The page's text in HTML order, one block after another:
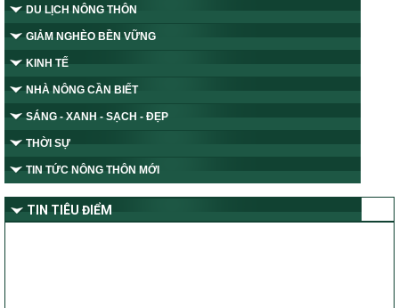
DU LỊCH NÔNG THÔN
GIẢM NGHÈO BỀN VỮNG
KINH TẾ
NHÀ NÔNG CẦN BIẾT
SÁNG - XANH - SẠCH - ĐẸP
THỜI SỰ
TIN TỨC NÔNG THÔN MỚI
TIN TIÊU ĐIỂM